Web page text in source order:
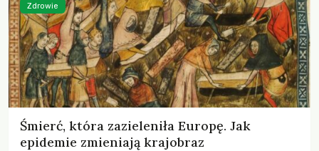
Śmierć, która zazieleniła Europę. Jak
epidemie zmieniają krajobraz
Zdrowie